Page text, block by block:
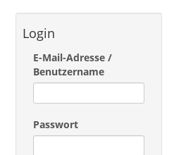
Login
E-Mail-Adresse /
Benutzername
Passwort